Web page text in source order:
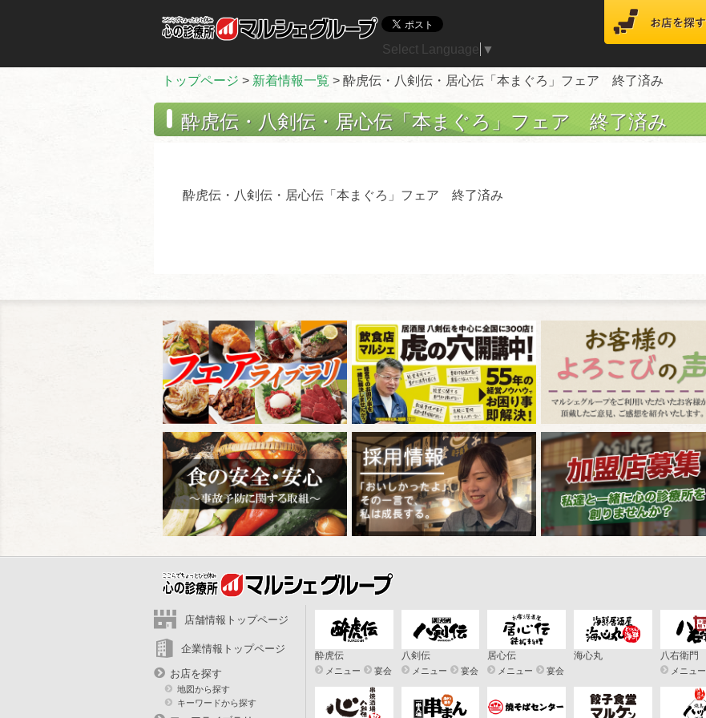
Select Language ▼
トップページ > 新着情報一覧 > 酔虎伝・八剣伝・居心伝「本まぐろ」フェア 終了済み
酔虎伝・八剣伝・居心伝「本まぐろ」フェア 終了済み
酔虎伝・八剣伝・居心伝「本まぐろ」フェア 終了済み
店舗情報トップページ
企業情報トップページ
お店を探す
地図から探す
キーワードから探す
酔虎伝
メニュー 宴会
八剣伝
メニュー 宴会
居心伝
メニュー 宴会
海心丸 八右衛門
メニュー